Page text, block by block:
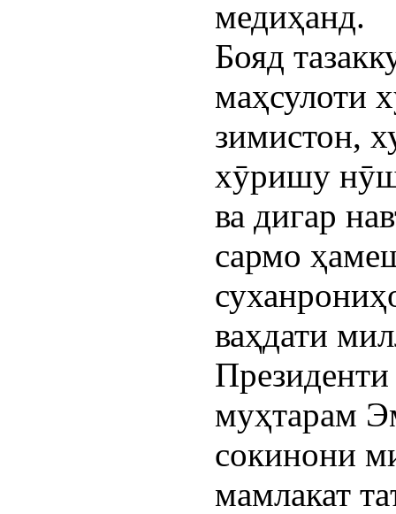
медиҳанд.
Бояд
маҳсулоти
зимистон,
хӯришу
ва дигар
сармо
ваҳдати
муҳтарам
сокинони
мамлакат